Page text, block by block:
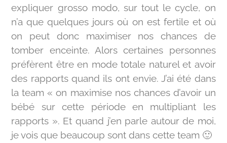
expliquer grosso modo, sur tout le cycle, on
n’a que quelques jours où on est fertile et où
on peut donc maximiser nos chances de
tomber enceinte. Alors certaines personnes
préfèrent être en mode totale naturel et avoir
des rapports quand ils ont envie. J’ai été dans
la team « on maximise nos chances d’avoir un
bébé sur cette période en multipliant les
rapports ». Et quand j’en parle autour de moi,
je vois que beaucoup sont dans cette team 🙂